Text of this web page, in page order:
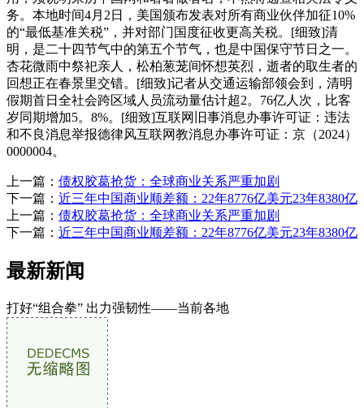
务。本地时间4月2日，美国颁布发表对所有商业伙伴加征10%
的“最低基准关税”，并对部门国度征收更高关税。[细致]清
明，是二十四节气中的第五个节气，也是中国保守节日之一。
杏花微雨中祭祀亲人，松柏葱茏间怀想英烈，逝者的取生者的
回想正在春景里交错。[细致]记者从交通运输部领会到，清明
假期首日全社会跨区域人员流动量估计超2。76亿人次，比客
岁同期增加5。8%。[细致]互联网旧事消息办事许可证：违法
和不良消息举报德律风互联网教消息办事许可证：京（2024）
0000004。
上一篇： 债权胶葛抢货：全球商业关系严重加剧
下一篇： 近三年中国商业顺差额：22年8776亿美元23年8380亿
上一篇： 债权胶葛抢货：全球商业关系严重加剧
下一篇： 近三年中国商业顺差额：22年8776亿美元23年8380亿
最新新闻
打好“组合拳” 出力强韧性——当前各地